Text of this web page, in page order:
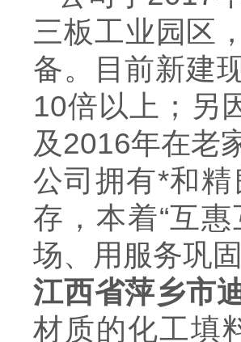
三板工业园区
备。目前新建
10倍以上；另
及2016年在老
公司拥有*和
存，本着“互
场、用服务巩
江西省萍乡市
材质的化工填